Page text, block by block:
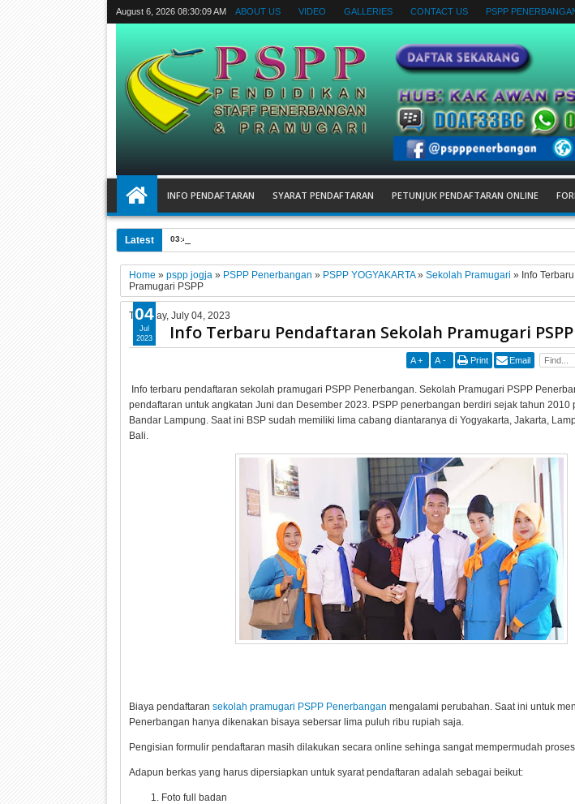
August 6, 2026 08:30:10 AM ABOUT US VIDEO GALLERIES CONTACT US PSPP
INFO PENDAFTARAN SYARAT PENDAFTARAN PETUNJUK PENDAFTARAN ONLINE
Latest 03:44 AM
Home » pspp jogja» PSPP Penerbangan » PSPP YOGYAKARTA» Sekolah Pramugari » Info
Pramugari PSPP
Tuesday, July 04, 2023
Info Terbaru Pendaftaran Sekolah Pramugari PSPP
A + A - Print Email
Info terbaru pendaftaran sekolah pramugari PSPP Penerbangan. Sekolah Pramugari PSPP
pendaftaran untuk angkatan Juni dan Desember 2023. PSPP penerbangan berdiri sejak tahun 2010
Bandar Lampung. Saat ini BSP sudah memiliki lima cabang diantaranya di Yogyakarta, Jakarta,
Bali.
Biaya pendaftaran sekolah pramugari PSPP Penerbangan mengalami perubahan. Saat ini untuk
Penerbangan hanya dikenakan bisaya sebersar lima puluh ribu rupiah saja.
Pengisian formulir pendaftaran masih dilakukan secara online sehinga sangat mempermudah
Adapun berkas yang harus dipersiapkan untuk syarat pendaftaran adalah sebagai beikut:
Foto full badan
04
Jul
2023